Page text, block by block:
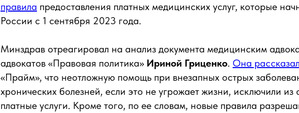
правила предоставления платных медицинских услуг, которые
России с 1 сентября 2023 года.
Минздрав отреагировал на анализ документа медицинским
адвокатов «Правовая политика» Ириной Гриценко. Она
«Прайм», что неотложную помощь при внезапных острых
хронических болезней, если это не угрожает жизни, исключили из
платные услуги. Кроме того, по ее словам, новые правила